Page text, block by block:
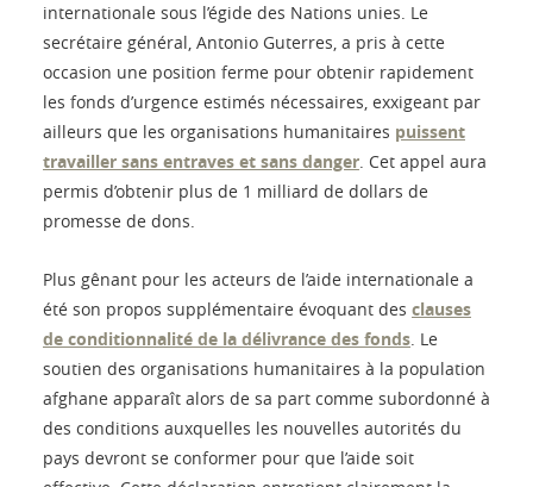
internationale sous l’égide des Nations unies. Le
secrétaire général, Antonio Guterres, a pris à cette
occasion une position ferme pour obtenir rapidement
les fonds d’urgence estimés nécessaires, exxigeant par
ailleurs que les organisations humanitaires puissent
travailler sans entraves et sans danger. Cet appel aura
permis d’obtenir plus de 1 milliard de dollars de
promesse de dons.
Plus gênant pour les acteurs de l’aide internationale a
été son propos supplémentaire évoquant des clauses
de conditionnalité de la délivrance des fonds. Le
soutien des organisations humanitaires à la population
afghane apparaît alors de sa part comme subordonné à
des conditions auxquelles les nouvelles autorités du
pays devront se conformer pour que l’aide soit